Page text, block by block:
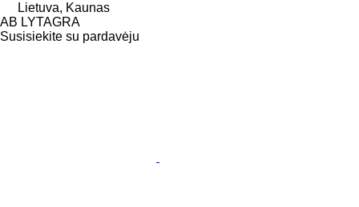
Lietuva, Kaunas
AB LYTAGRA
Susisiekite su pardavėju